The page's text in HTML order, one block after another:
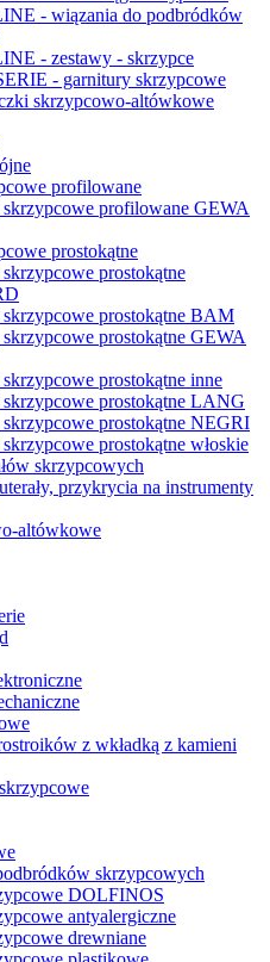
- wiązania do podbródków
- zestawy - skrzypce
- garnitury skrzypcowe
skrzypcowo-altówkowe
profilowane
skrzypcowe profilowane GEWA
prostokątne
skrzypcowe prostokątne
skrzypcowe prostokątne BAM
skrzypcowe prostokątne GEWA
skrzypcowe prostokątne inne
skrzypcowe prostokątne LANG
skrzypcowe prostokątne NEGRI
skrzypcowe prostokątne włoskie
skrzypcowych
przykrycia na instrumenty
altówkowe
z wkładką z kamieni
skrzypcowych
DOLFINOS
antyalergiczne
drewniane